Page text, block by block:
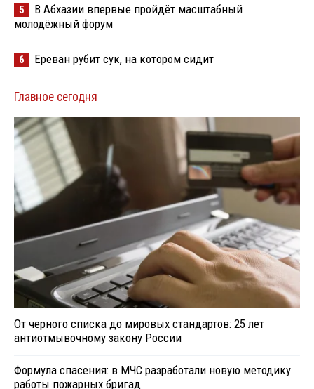
5
В Абхазии впервые пройдёт масштабный
молодёжный форум
6 Ереван рубит сук, на котором сидит
Главное сегодня
От черного списка до мировых стандартов: 25 лет
антиотмывочному закону России
Формула спасения: в МЧС разработали новую методику
работы пожарных бригад